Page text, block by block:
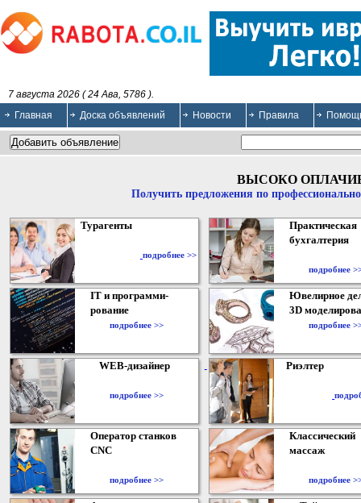
7 августа 2026 ( 24 Ава, 5786 ).
Главная
Доска объявлений Новости Правила
ВЫСОКО
Получить предложения по
Турагенты
подробнее >>
Практическая
бухгалтерия
подробнее
IT и программи-
рование
подробнее >>
Ювелирное
3D
подробнее
WEB-дизайнер
подробнее >>
Риэлтер
Оператор станков
CNC
подробнее >>
Классический
массаж
подробнее